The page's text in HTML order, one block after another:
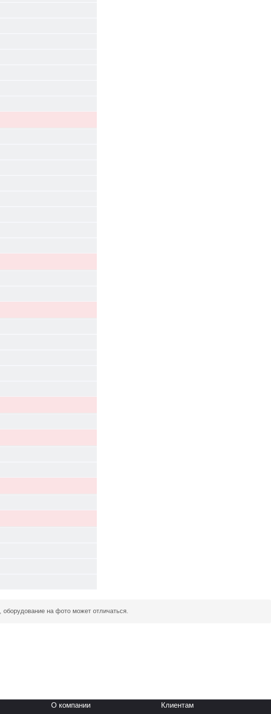
оборудование на фото может отличаться.
О компании Клиентам